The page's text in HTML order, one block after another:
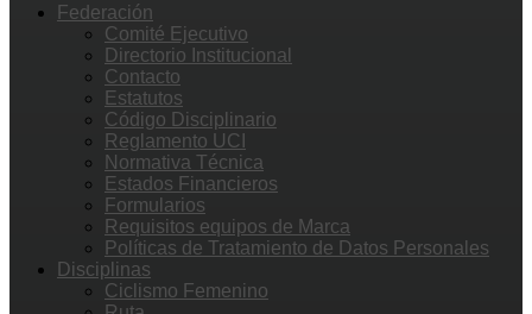
Federación
Comité Ejecutivo
Directorio Institucional
Contacto
Estatutos
Código Disciplinario
Reglamento UCI
Normativa Técnica
Estados Financieros
Formularios
Requisitos equipos de Marca
Políticas de Tratamiento de Datos Personales
Disciplinas
Ciclismo Femenino